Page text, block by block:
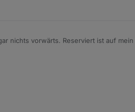
nichts vorwärts. Reserviert ist auf mein